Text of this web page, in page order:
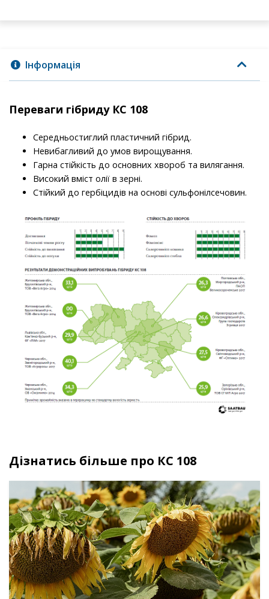
Інформація
Переваги гібриду КС 108
Середньостиглий пластичний гібрид.
Невибагливий до умов вирощування.
Гарна стійкість до основних хвороб та вилягання.
Високий вміст олії в зерні.
Стійкий до гербіцидів на основі сульфонілсечовин.
Дізнатись більше про КС 108